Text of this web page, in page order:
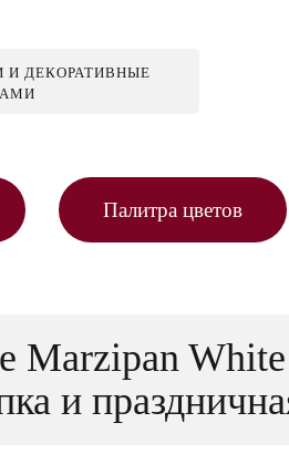
И ДЕКОРАТИВНЫЕ
Палитра цветов
Marzipan
и